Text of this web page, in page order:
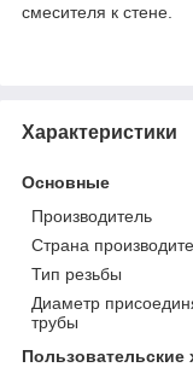
смесителя к стене.
Характеристики
Основные
Производитель
Страна
Тип резьбы
Диаметр
трубы
Пользовательские